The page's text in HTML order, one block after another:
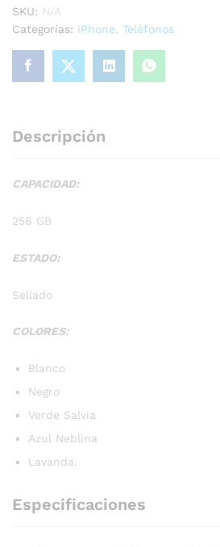
SKU: N/A
Categorías: iPhone Teléfonos
Descripción
CAPACIDAD:
256 GB
ESTADO:
Sellado
COLORES:
Blanco
Negro
Verde Salvia
Azul Neblina
Lavanda.
Especificaciones